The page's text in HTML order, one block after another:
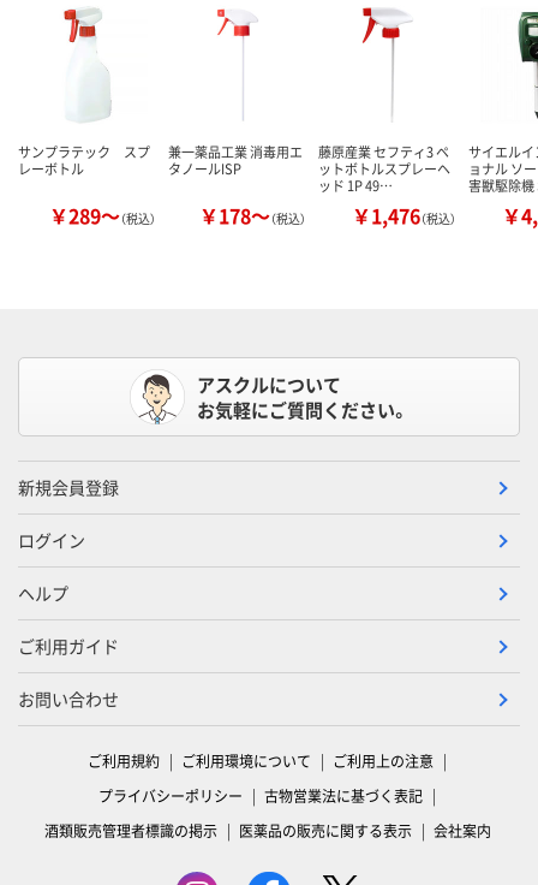
サンプラテック スプ
レーボトル
￥289～（税込）
兼一薬品工業 消毒用エ
タノールISP
￥178～（税込）
藤原産業 セフティ3 ペ
ットボトルスプレーヘ
ッド 1P 49…
￥1,476（税込）
サイエル
ョナル ソ
害獣駆除
￥
アスクルについて
お気軽にご質問ください。
新規会員登録
ログイン
ヘルプ
ご利用ガイド
お問い合わせ
ご利用規約 ご利用環境について
ご利用上の注意
プライバシーポリシー
古物営業法に基づく表記
酒類販売管理者標識の掲示
医薬品の販売に関する表示 会社案内